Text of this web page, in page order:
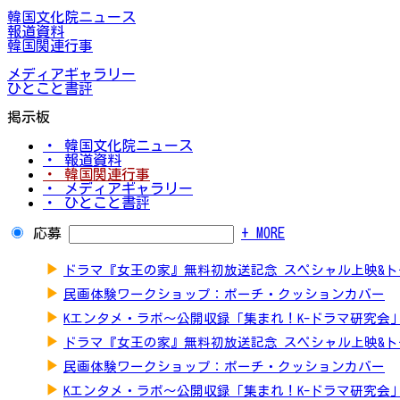
韓国文化院ニュース
報道資料
韓国関連行事
メディアギャラリー
ひとこと書評
掲示板
・ 韓国文化院ニュース
・ 報道資料
・ 韓国関連行事
・ メディアギャラリー
・ ひとこと書評
応募 + MORE
▶ ドラマ『女王の家』無料初放送記念 スペシャル上映&
▶ 民画体験ワークショップ：ポーチ・クッションカバー
▶ Kエンタメ・ラボ～公開収録「集まれ！K-ドラマ研究会」
▶ ドラマ『女王の家』無料初放送記念 スペシャル上映&
▶ 民画体験ワークショップ：ポーチ・クッションカバー
▶ Kエンタメ・ラボ～公開収録「集まれ！K-ドラマ研究会」